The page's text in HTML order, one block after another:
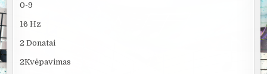
0-9
16 Hz
2 Donatai
2Kvėpavimas